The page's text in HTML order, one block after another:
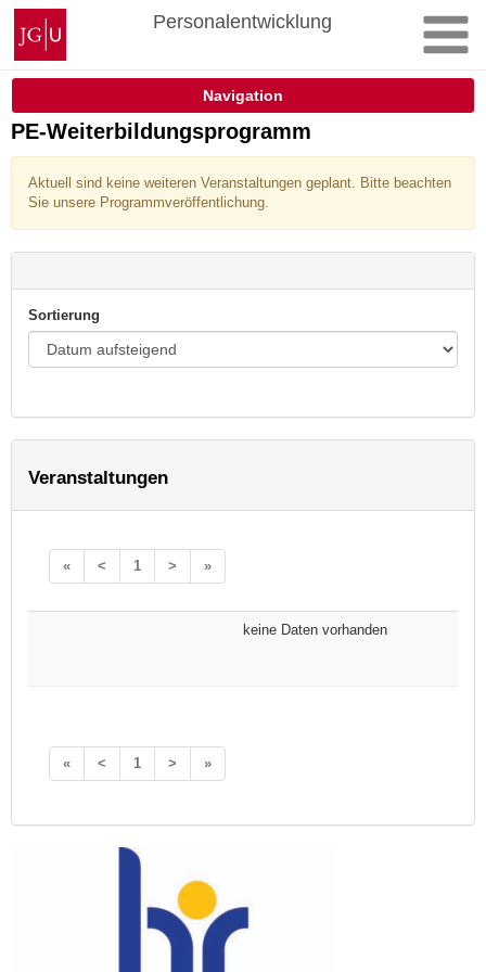
Zum
Inhalt
springen
Johannes
Gutenberg-
Universität
Personalentwicklung
Navigation
PE-Weiterbildungsprogramm
Aktuell sind keine weiteren Veranstaltungen geplant. Bitte beachten
Sie unsere Programmveröffentlichung.
Sortierung
Veranstaltungen
« < 1 > »
keine Daten vorhanden
« < 1 > »